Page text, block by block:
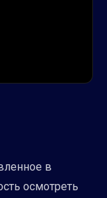
в
осмотреть